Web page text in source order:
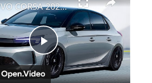
Play
NOVO CORSA 2024 É REVELADO COM ATUALIZAÇÕES NO VISUAL